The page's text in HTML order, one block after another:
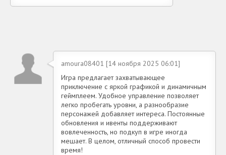
amoura08401 [14 ноября 2025 06:01]
Игра предлагает захватывающее
приключение с яркой графикой и динамичным
геймплеем. Удобное управление позволяет
легко пробегать уровни, а разнообразие
персонажей добавляет интереса. Постоянные
обновления и ивенты поддерживают
вовлеченность, но подкуп в игре иногда
мешает. В целом, отличный способ провести
время!